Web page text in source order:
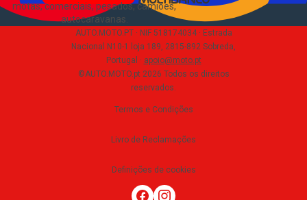
motas, comerciais, pesados, camiões,
autocaravanas
AUTO.MOTO.PT · NIF 518174034 · Estrada
Nacional N10-1 loja 189, 2815-892 Sobreda,
Portugal · apoio@moto.pt
©AUTO.MOTO.pt 2026 Todos os direitos
reservados.
Termos e Condições
Livro de Reclamações
Definições de cookies